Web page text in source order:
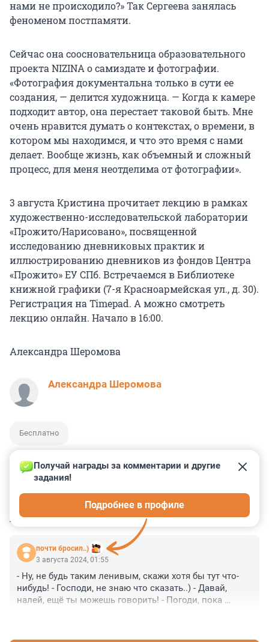
нами не происходило?» Так Сергеева занялась
феноменом постпамяти.
Сейчас она соосновательница образовательного
проекта NIZINA о самиздате и фотографии.
«Фотография документальна только в сути ее
создания, — делится художница. — Когда к камере
подходит автор, она перестает таковой быть. Мне
очень нравится думать о контекстах, о времени, в
котором мы находимся, и что это время с нами
делает. Вообще жизнь, как объемный и сложный
процесс, для меня неотделима от фотографии».
3 августа Кристина прочитает лекцию в рамках
художественно-исследовательской лаборатории
«Прожито/Нарисовано», посвященной
исследованию дневниковых практик и
иллюстрированию дневников из фондов Центра
«Прожито» ЕУ СПб. Встречаемся в Библиотеке
книжной графики (7-я Красноармейская ул., д. 30).
Регистрация на Timepad. А можно смотреть
лекцию онлайн. Начало в 16:00.
Александра Шеромова
Александра Шеромова
Бесплатно
КОММЕНТАРИИ 1
почти бросил..)
Получай награды за комментарии и другие
задания!
Подробнее в профиле
3 августа 2024, 01:55
- Ну, не будь таким ленивым, скажи хотя бы тут что-
нибудь! - Господи, не знаю что сказать..) - Давай,
налей, ещё ты можешь говорить! - Погоди, пока